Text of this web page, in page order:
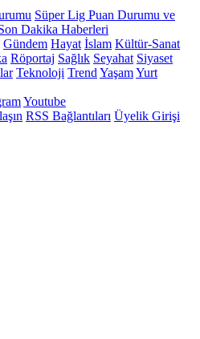
Süper Lig Puan Durumu ve
Dakika Haberleri
Gündem Hayat İslam Kültür-Sanat
Röportaj Sağlık Seyahat Siyaset
Teknoloji Trend YaşamYurt
Youtube
RSS Bağlantıları Üyelik Girişi